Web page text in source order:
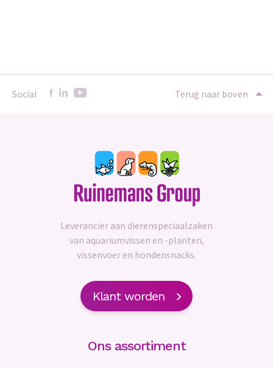
Social Terug naar boven
Leverancier aan dierenspeciaalzaken
van aquariumvissen en -planten,
vissenvoer en hondensnacks.
Klant worden
Ons assortiment